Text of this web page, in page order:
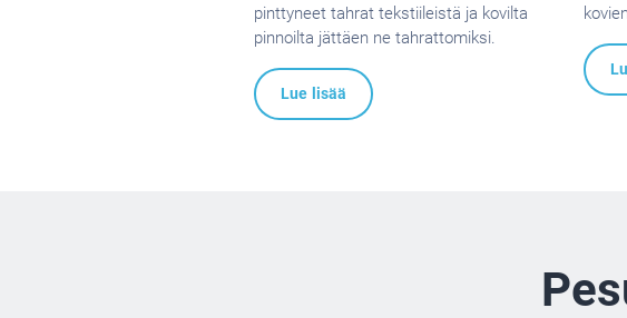
pinttyneet tahrat tekstiileistä ja kovilta
pinnoilta jättäen ne tahrattomiksi.
Lue lisää